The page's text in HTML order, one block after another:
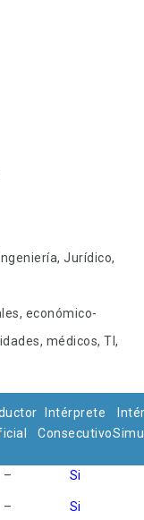
Jurídico,
económico-
médicos, TI,
Intérprete
Consecutivo
– Si
– Si